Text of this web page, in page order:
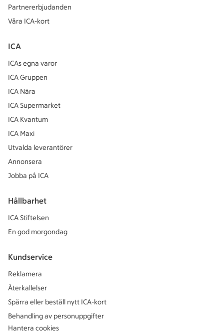
Partnererbjudanden
Våra ICA-kort
ICA
ICAs egna varor
ICA Gruppen
ICA Nära
ICA Supermarket
ICA Kvantum
ICA Maxi
Utvalda leverantörer
Annonsera
Jobba på ICA
Hållbarhet
ICA Stiftelsen
En god morgondag
Kundservice
Reklamera
Återkallelser
Spärra eller beställ nytt ICA-kort
Behandling av personuppgifter
Hantera cookies